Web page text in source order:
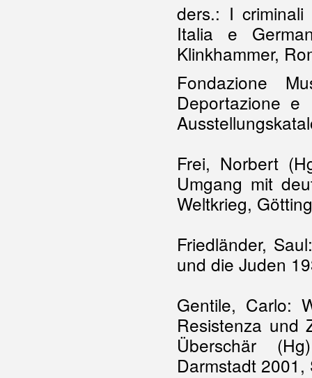
ders.: I
Italia e
Klinkhammer,
Fondazione
Deportazione e
Frei, Norbert
Umgang mit
Weltkrieg,
Friedländer,
und die Juden
Gentile, Carlo:
Resistenza und
Überschär
Darmstadt 2001,